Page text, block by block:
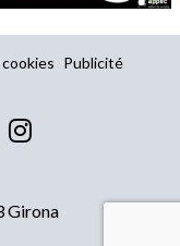
Publicité
Girona